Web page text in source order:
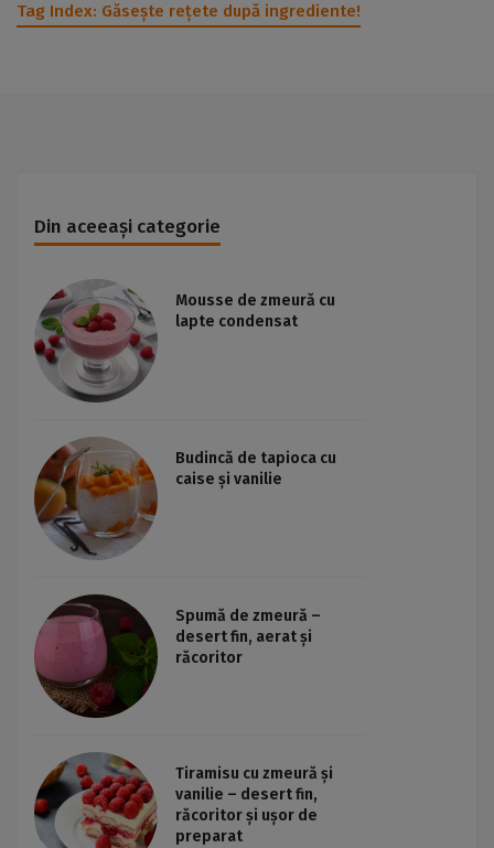
Tag Index: Găsește rețete după ingrediente!
Din aceeași categorie
Mousse de zmeură cu
lapte condensat
Budincă de tapioca cu
caise și vanilie
Spumă de zmeură –
desert fin, aerat și
răcoritor
Tiramisu cu zmeură și
vanilie – desert fin,
răcoritor și ușor de
preparat